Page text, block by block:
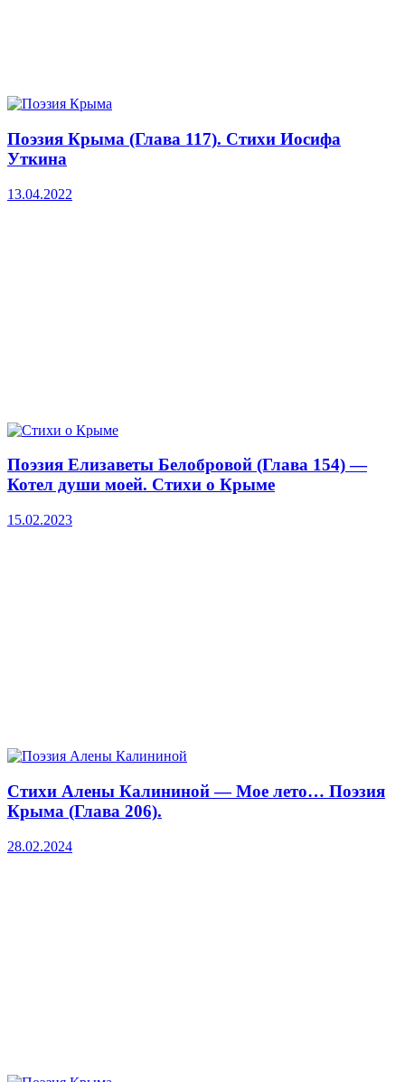
Поэзия Крыма (Глава 117). Стихи Иосифа
Уткина
13.04.2022
Поэзия Елизаветы Белобровой (Глава 154) —
Котел души моей. Стихи о Крыме
15.02.2023
Стихи Алены Калининой — Мое лето… Поэзия
Крыма (Глава 206).
28.02.2024